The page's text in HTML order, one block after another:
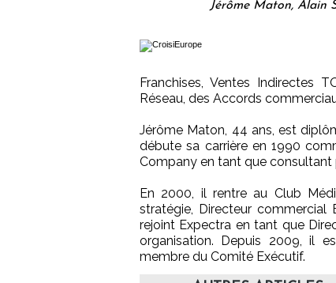
Jérôme Maton, Alain
Franchises, Ventes Indirectes
Réseau, des Accords
Jérôme Maton, 44 ans, est
débute sa carrière en 1990
Company en tant que consultant
En 2000, il rentre au Club
stratégie, Directeur commercial
rejoint Expectra en tant que
organisation. Depuis 2009, il
membre du Comité Exécutif.